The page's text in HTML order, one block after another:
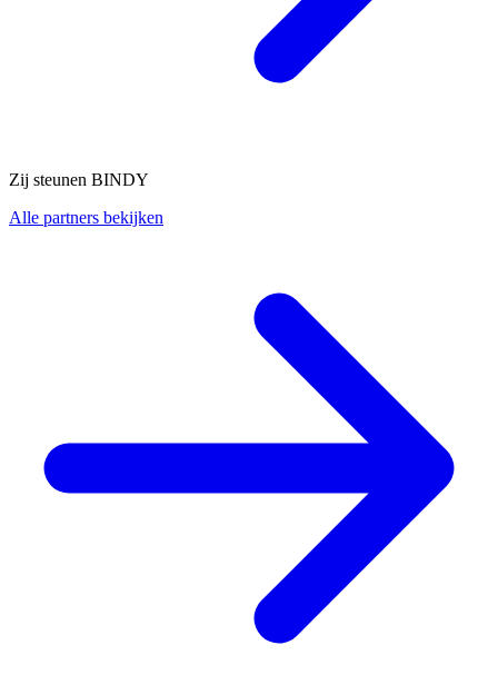
Zij steunen BINDY
Alle partners bekijken